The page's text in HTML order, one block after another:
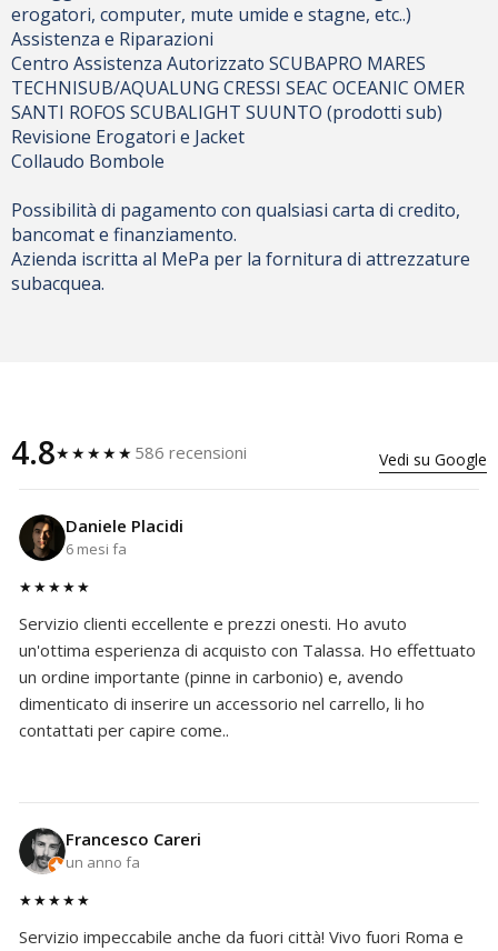
erogatori, computer, mute umide e stagne, etc..)
Assistenza e Riparazioni
Centro Assistenza Autorizzato SCUBAPRO MARES
TECHNISUB/AQUALUNG CRESSI SEAC OCEANIC OMER
SANTI ROFOS SCUBALIGHT SUUNTO (prodotti sub)
Revisione Erogatori e Jacket
Collaudo Bombole
Possibilità di pagamento con qualsiasi carta di credito,
bancomat e finanziamento.
Azienda iscritta al MePa per la fornitura di attrezzature
subacquea.
4.8★★★★★ 586 recensioni Vedi su Google
Daniele Placidi
6 mesi fa
★★★★★
Servizio clienti eccellente e prezzi onesti. Ho avuto
un'ottima esperienza di acquisto con Talassa. Ho effettuato
un ordine importante (pinne in carbonio) e, avendo
dimenticato di inserire un accessorio nel carrello, li ho
contattati per capire come..
Francesco Careri
un anno fa
★★★★★
Servizio impeccabile anche da fuori città! Vivo fuori Roma e